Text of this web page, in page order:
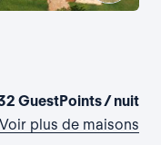
GuestPoints / nuit
Voir plus de maisons